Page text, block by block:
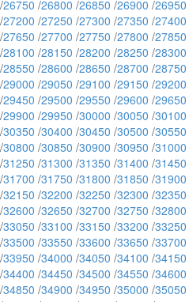
/26750 /26800 /26850 /26900 /26950
/27200 /27250 /27300 /27350 /27400
/27650 /27700 /27750 /27800 /27850
/28100 /28150 /28200 /28250 /28300
/28550 /28600 /28650 /28700 /28750
/29000 /29050 /29100 /29150 /29200
/29450 /29500 /29550 /29600 /29650
/29900 /29950 /30000 /30050 /30100
/30350 /30400 /30450 /30500 /30550
/30800 /30850 /30900 /30950 /31000
/31250 /31300 /31350 /31400 /31450
/31700 /31750 /31800 /31850 /31900
/32150 /32200 /32250 /32300 /32350
/32600 /32650 /32700 /32750 /32800
/33050 /33100 /33150 /33200 /33250
/33500 /33550 /33600 /33650 /33700
/33950 /34000 /34050 /34100 /34150
/34400 /34450 /34500 /34550 /34600
/34850 /34900 /34950 /35000 /35050